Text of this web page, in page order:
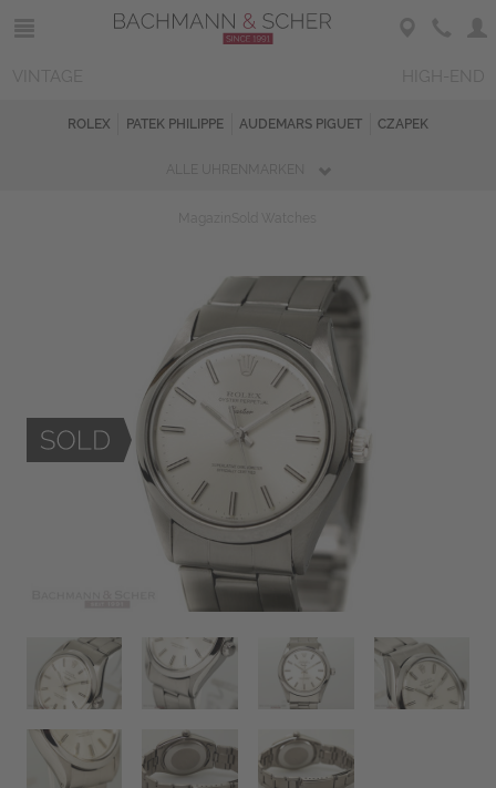
ROLEX PATEK PHILIPPE AUDEMARS PIGUET CZAPEK